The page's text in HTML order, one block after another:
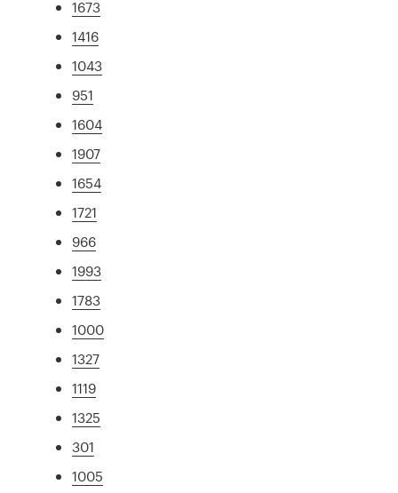
1673
1416
1043
951
1604
1907
1654
1721
966
1993
1783
1000
1327
1119
1325
301
1005